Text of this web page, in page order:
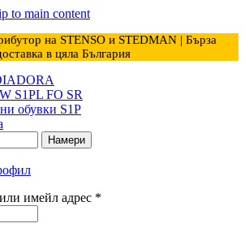
to main content
на STENSO и STEDMAN | Бърза
в цяла България
Намери
имейл адрес *